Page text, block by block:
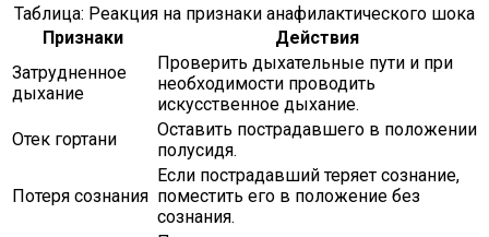
Таблица: Реакция на признаки анафилактического шока
Признаки
Действия
Затрудненное
дыхание
Проверить дыхательные пути и при
необходимости проводить
искусственное дыхание.
Отек гортани
Оставить пострадавшего в положении
полусидя.
Потеря сознания
Если пострадавший теряет сознание,
поместить его в положение без
сознания.